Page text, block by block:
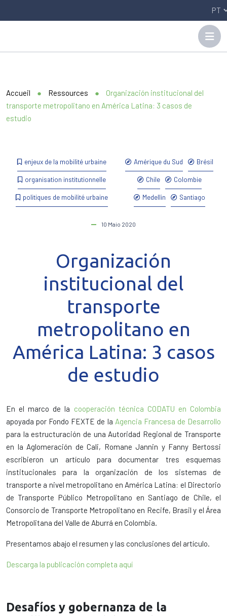
Accueil ● Ressources ●
Organización institucional del
transporte metropolitano en América Latina: 3 casos de
estudio
enjeux de la mobilité urbaine
organisation institutionnelle
politiques de mobilité urbaine
Amérique du Sud Brésil
Chile Colombie
Medellin Santiago
10 Maio 2020
Organización
institucional del
transporte
metropolitano en
América Latina: 3 casos
de estudio
En el marco de la cooperación técnica CODATU en Colombia
apoyada por Fondo FEXTE de la Agencia Francesa de Desarrollo
para la estructuración de una Autoridad Regional de Transporte
en la Aglomeración de Cali, Romane Jannin y Fanny Bertossi
escribieron un artículo para documentar tres esquemas
institucionales para la organización de los sistemas de
transporte a nivel metropolitano en América Latina: el Directorio
de Transporte Público Metropolitano en Santiago de Chile, el
Consorcio de Transporte Metropolitano en Recife, Brasil y el Área
Metropolitana del Valle de Aburrá en Colombia.
Presentamos abajo el resumen y las conclusiones del artículo.
Descarga la publicación completa aquí
Desafíos y gobernanza de la